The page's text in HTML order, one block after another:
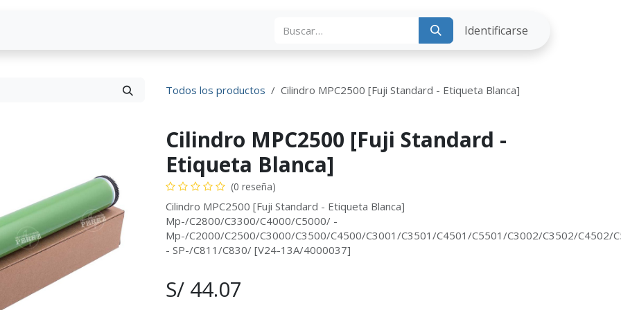
Convocatoria Identificarse
Todos los productos Cilindro MPC2500 [Fuji Standard - Etiqueta Blanca]
Cilindro MPC2500 [Fuji Standard -
Etiqueta Blanca]
(0 reseña)
Cilindro MPC2500 [Fuji Standard - Etiqueta Blanca]
Mp-/C2800/C3300/C4000/C5000/ -
Mp-/C2000/C2500/C3000/C3500/C4500/C3001/C3501/C4501/C5501/C3002/C3502/C4502/
- SP-/C811/C830/ [V24-13A/4000037]
S/ 44.07